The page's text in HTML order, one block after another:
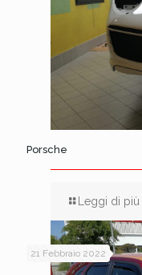
Porsche
Leggi di più
21 Febbraio 2022